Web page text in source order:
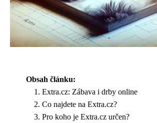
Obsah článku:
Extra.cz: Zábava i drby online
Co najdete na Extra.cz?
Pro koho je Extra.cz určen?